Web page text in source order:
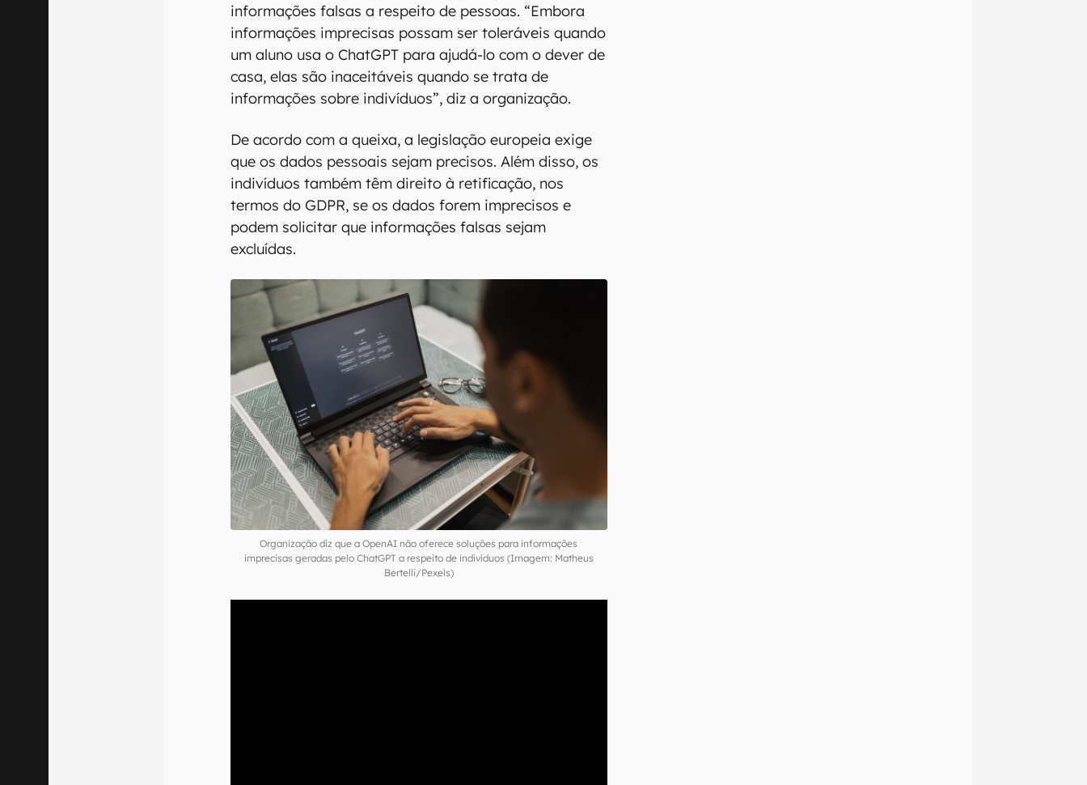
informações falsas a respeito de pessoas. “Embora
informações imprecisas possam ser toleráveis quando
um aluno usa o ChatGPT para ajudá-lo com o dever de
casa, elas são inaceitáveis quando se trata de
informações sobre indivíduos”, diz a organização.
De acordo com a queixa, a legislação europeia exige
que os dados pessoais sejam precisos. Além disso, os
indivíduos também têm direito à retificação, nos
termos do GDPR, se os dados forem imprecisos e
podem solicitar que informações falsas sejam
excluídas.
Organização diz que a OpenAI não oferece soluções para informações
imprecisas geradas pelo ChatGPT a respeito de indivíduos (Imagem: Matheus
Bertelli/Pexels)